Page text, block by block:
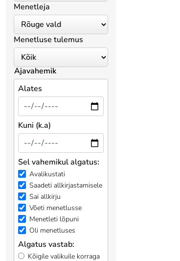
Menetleja
Menetluse tulemus
Ajavahemik
Alates
Kuni (k.a)
Sel vahemikul algatus:
Avalikustati
Saadeti allkirjastamisele
Sai allkirju
Võeti menetlusse
Menetleti lõpuni
Oli menetluses
Algatus vastab:
Kõigile valikuile korraga